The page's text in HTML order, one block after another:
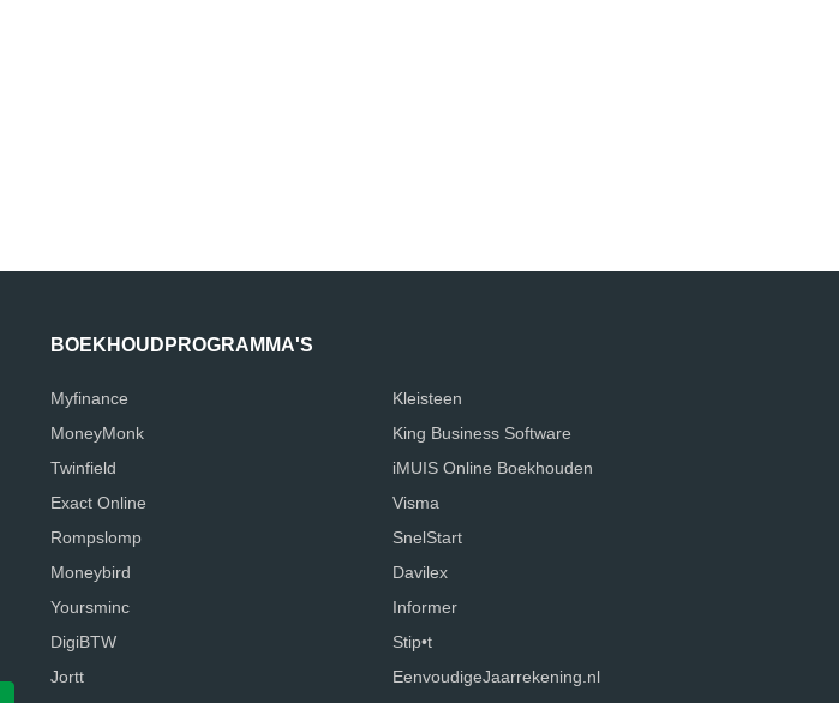
BOEKHOUDPROGRAMMA'S
Myfinance
MoneyMonk
Twinfield
Exact Online
Rompslomp
Moneybird
Yoursminc
DigiBTW
Jortt
Kleisteen
King Business Software
iMUIS Online Boekhouden
Visma
SnelStart
Davilex
Informer
Stip•t
EenvoudigeJaarrekening.nl